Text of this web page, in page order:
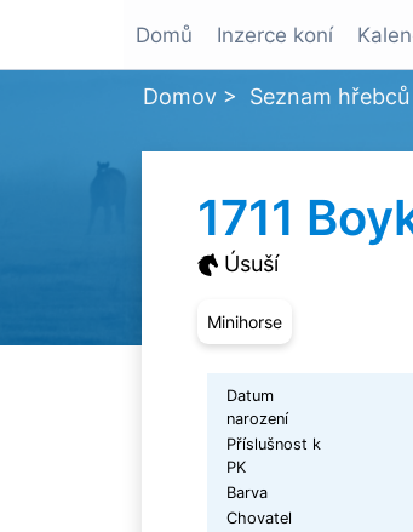
Domů Inzerce koní
Domov > Seznam hřebců
1711
Úsuší
Minihorse
Datum
narození
Příslušnost k
PK
Barva
Chovatel